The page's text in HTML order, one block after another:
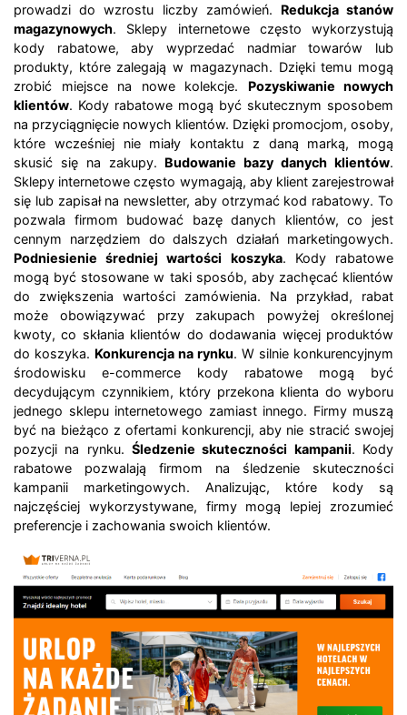
prowadzi do wzrostu liczby zamówień. Redukcja stanów
magazynowych. Sklepy internetowe często wykorzystują
kody rabatowe, aby wyprzedać nadmiar towarów lub
produkty, które zalegają w magazynach. Dzięki temu mogą
zrobić miejsce na nowe kolekcje. Pozyskiwanie nowych
klientów. Kody rabatowe mogą być skutecznym sposobem
na przyciągnięcie nowych klientów. Dzięki promocjom, osoby,
które wcześniej nie miały kontaktu z daną marką, mogą
skusić się na zakupy. Budowanie bazy danych klientów.
Sklepy internetowe często wymagają, aby klient zarejestrował
się lub zapisał na newsletter, aby otrzymać kod rabatowy. To
pozwala firmom budować bazę danych klientów, co jest
cennym narzędziem do dalszych działań marketingowych.
Podniesienie średniej wartości koszyka. Kody rabatowe
mogą być stosowane w taki sposób, aby zachęcać klientów
do zwiększenia wartości zamówienia. Na przykład, rabat
może obowiązywać przy zakupach powyżej określonej
kwoty, co skłania klientów do dodawania więcej produktów
do koszyka. Konkurencja na rynku. W silnie konkurencyjnym
środowisku e-commerce kody rabatowe mogą być
decydującym czynnikiem, który przekona klienta do wyboru
jednego sklepu internetowego zamiast innego. Firmy muszą
być na bieżąco z ofertami konkurencji, aby nie stracić swojej
pozycji na rynku. Śledzenie skuteczności kampanii. Kody
rabatowe pozwalają firmom na śledzenie skuteczności
kampanii marketingowych. Analizując, które kody są
najczęściej wykorzystywane, firmy mogą lepiej zrozumieć
preferencje i zachowania swoich klientów.